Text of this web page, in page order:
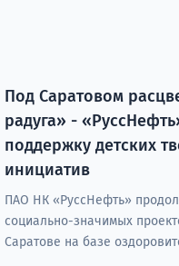
Под Саратовом
радуга» -
поддержку детских
инициатив
ПАО НК «РуссНефть»
социально-значимых
Саратове на базе